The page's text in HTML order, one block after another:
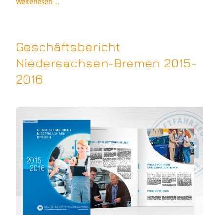
Geschäftsbericht
Niedersachsen-Bremen 2015-
2016